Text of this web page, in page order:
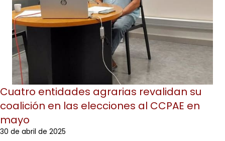
Cuatro entidades agrarias revalidan su
coalición en las elecciones al CCPAE en
mayo
30 de abril de 2025